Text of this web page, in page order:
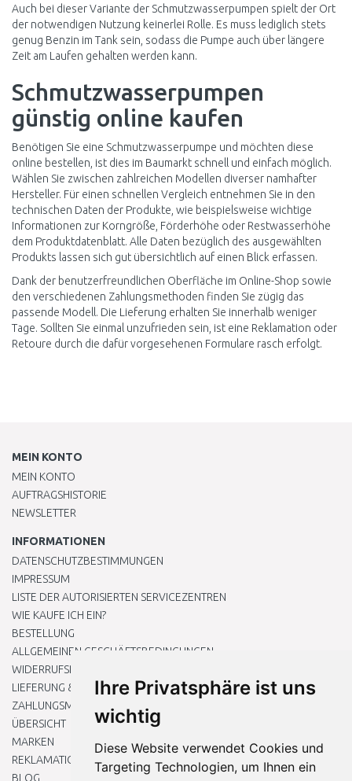
Ihre Privatsphäre ist uns
wichtig
Diese Website verwendet Cookies und
Targeting Technologien, um Ihnen ein
Auch bei dieser Variante der Schmutzwasserpumpen spielt der Ort
der notwendigen Nutzung keinerlei Rolle. Es muss lediglich stets
genug Benzin im Tank sein, sodass die Pumpe auch über längere
Zeit am Laufen gehalten werden kann.
Schmutzwasserpumpen
günstig online kaufen
Benötigen Sie eine Schmutzwasserpumpe und möchten diese
online bestellen, ist dies im Baumarkt schnell und einfach möglich.
Wählen Sie zwischen zahlreichen Modellen diverser namhafter
Hersteller. Für einen schnellen Vergleich entnehmen Sie in den
technischen Daten der Produkte, wie beispielsweise wichtige
Informationen zur Korngröße, Förderhöhe oder Restwasserhöhe
dem Produktdatenblatt. Alle Daten bezüglich des ausgewählten
Produkts lassen sich gut übersichtlich auf einen Blick erfassen.
Dank der benutzerfreundlichen Oberfläche im Online-Shop sowie
den verschiedenen Zahlungsmethoden finden Sie zügig das
passende Modell. Die Lieferung erhalten Sie innerhalb weniger
Tage. Sollten Sie einmal unzufrieden sein, ist eine Reklamation oder
Retoure durch die dafür vorgesehenen Formulare rasch erfolgt.
MEIN KONTO
MEIN KONTO
AUFTRAGSHISTORIE
NEWSLETTER
INFORMATIONEN
DATENSCHUTZBESTIMMUNGEN
IMPRESSUM
LISTE DER AUTORISIERTEN SERVICEZENTREN
WIE KAUFE ICH EIN?
BESTELLUNG
ALLGEMEINEN GESCHÄFTSBEDINGUNGEN
WIDERRUFSRECHT
LIEFERUNG & ZAHLUNG
ZAHLUNGSMETHODEN
ÜBERSICHT
MARKEN
REKLAMATIONEN UND RETOUREN
BLOG